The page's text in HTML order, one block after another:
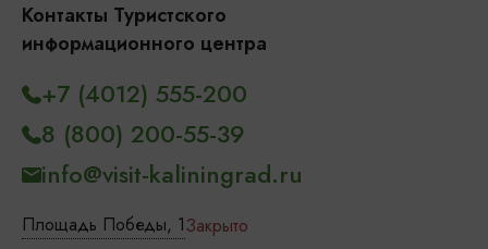
Контакты Туристского
информационного центра
Площадь Победы, 1Закрыто
+7 (4012) 555-200
8 (800) 200-55-39
info@visit-kaliningrad.ru